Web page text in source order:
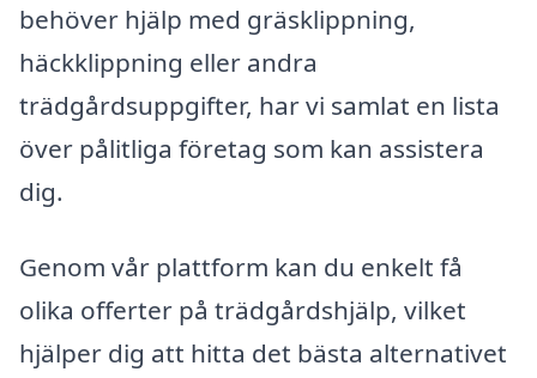
behöver hjälp med gräsklippning,
häckklippning eller andra
trädgårdsuppgifter, har vi samlat en lista
över pålitliga företag som kan assistera
dig.
Genom vår plattform kan du enkelt få
olika offerter på trädgårdshjälp, vilket
hjälper dig att hitta det bästa alternativet